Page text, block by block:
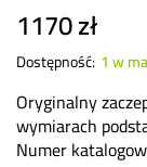
1170zł
Dostępność: 1 w
Oryginalny
wymiarach
Numer